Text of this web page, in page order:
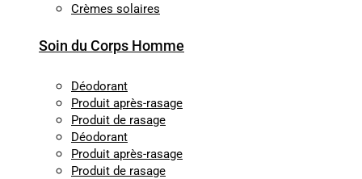
Crèmes solaires
Soin du Corps Homme
Déodorant
Produit après-rasage
Produit de rasage
Déodorant
Produit après-rasage
Produit de rasage